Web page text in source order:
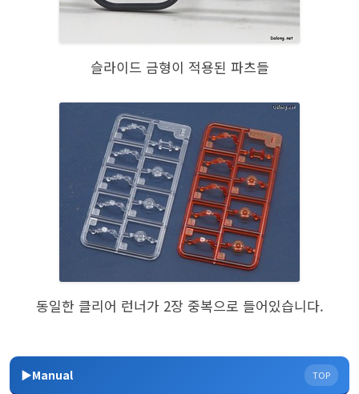
슬라이드 금형이 적용된 파츠들
동일한 클리어 런너가 2장 중복으로 들어있습니다.
▶Manual TOP